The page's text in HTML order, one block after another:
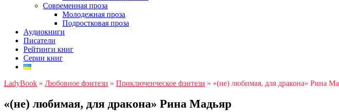
Современная проза
Молодежная проза
Подростковая проза
Аудиокниги
Писатели
Рейтинги книг
Серии книг
LadyBook » Любовное фэнтези » Приключенческое фэнтези » «(не) любимая, для дракона» Рина
«(не) любимая, для дракона» Рина Мадьяр